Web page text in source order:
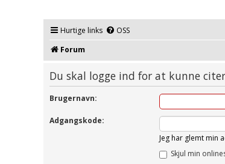
Hurtige links OSS
Forum
Du skal logge ind for at kunne
Brugernavn:
Adgangskode:
Jeg har glemt min
Skjul min